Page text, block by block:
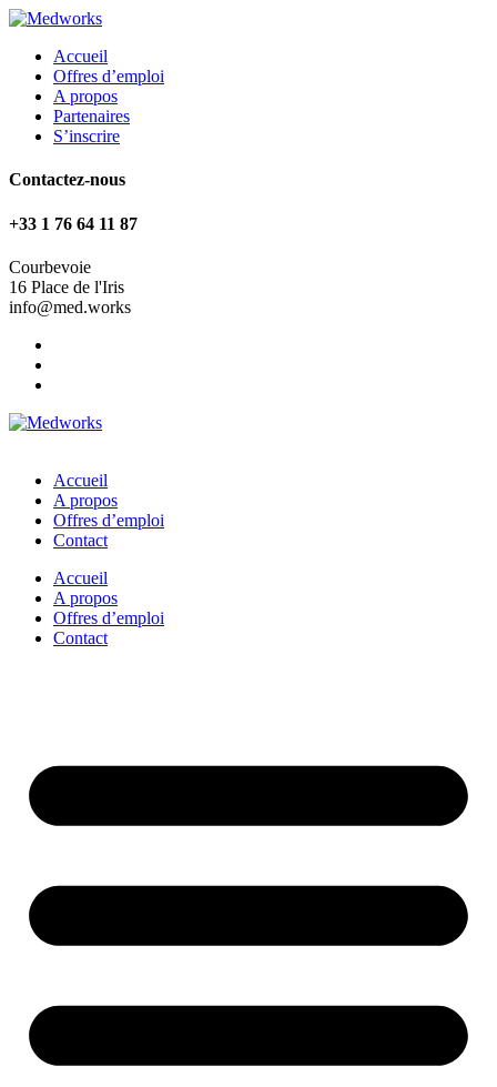
Accueil
Offres d’emploi
A propos
Partenaires
S’inscrire
Contactez-nous
+33 1 76 64 11 87
Courbevoie
16 Place de l'Iris
info@med.works
Accueil
A propos
Offres d’emploi
Contact
Accueil
A propos
Offres d’emploi
Contact